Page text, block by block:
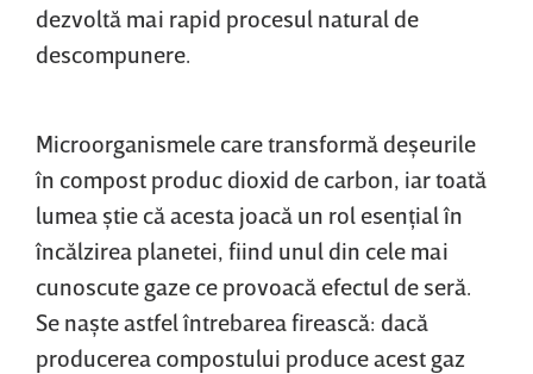
dezvoltă mai rapid procesul natural de
descompunere.
Microorganismele care transformă deşeurile
în compost produc dioxid de carbon, iar toată
lumea ştie că acesta joacă un rol esenţial în
încălzirea planetei, fiind unul din cele mai
cunoscute gaze ce provoacă efectul de seră.
Se naşte astfel întrebarea firească: dacă
producerea compostului produce acest gaz